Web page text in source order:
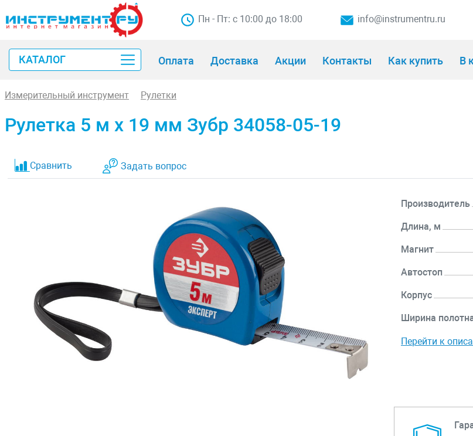
Пн - Пт: с 10:00 до 18:00 info@instrumentru.ru
КАТАЛОГ Оплата Доставка Акции Контакты Как купить В
Измерительный инструмент Рулетки
Рулетка 5 м x 19 мм Зубр 34058-05-19
Сравнить Задать вопрос
Производитель
Длина, м
Магнит
Автостоп
Корпус
Ширина
Перейти к